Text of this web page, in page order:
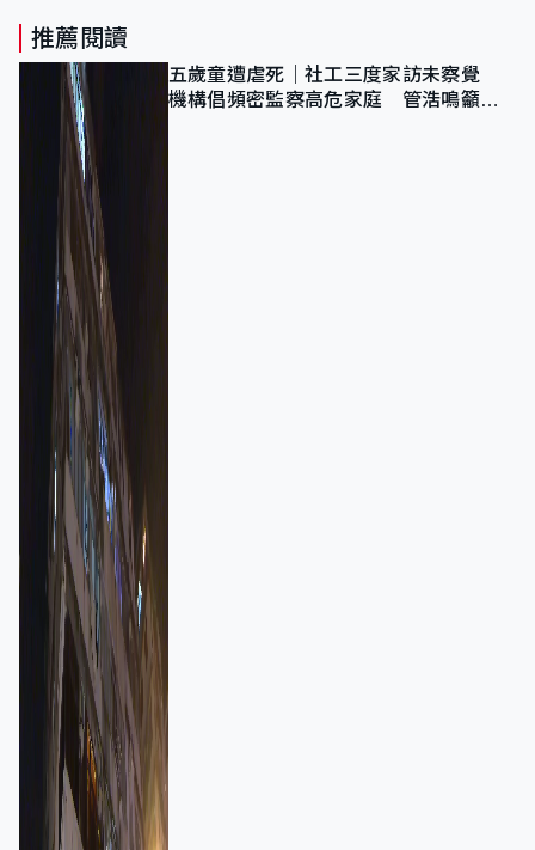
推薦閱讀
五歲童遭虐死｜社工三度家訪未察覺
機構倡頻密監察高危家庭 管浩鳴籲加